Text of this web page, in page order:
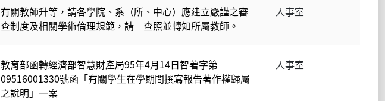
有關教師升等，請各學院、系（所、中心）應建立嚴謹之審
查制度及相關學術倫理規範，請 查照並轉知所屬教師。
人事室
教育部函轉經濟部智慧財產局95年4月14日智著字第
09516001330號函「有關學生在學期間撰寫報告著作權歸屬
之說明」一案
人事室